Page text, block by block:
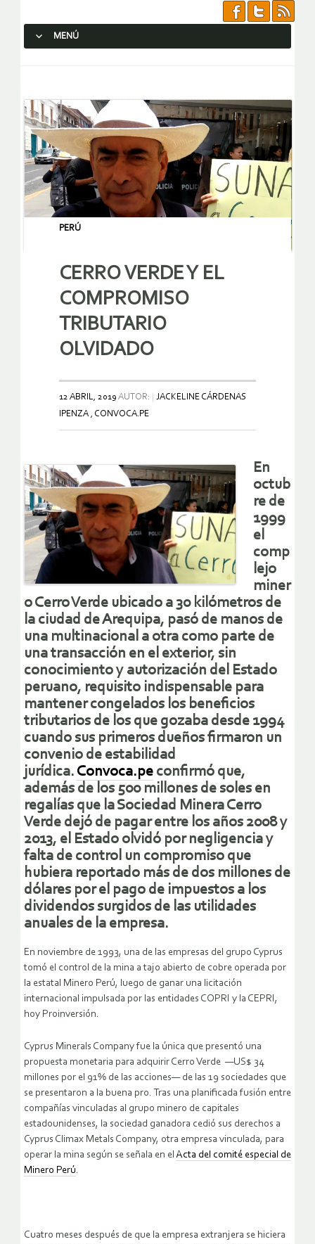
MENÚ
PERÚ
CERRO VERDE Y EL
COMPROMISO
TRIBUTARIO
OLVIDADO
12 ABRIL, 2019 AUTOR:
JACKELINE CÁRDENAS
IPENZA , CONVOCA.PE
En
octub
re de
1999
el
comp
lejo
miner
o Cerro Verde ubicado a 30 kilómetros de
la ciudad de Arequipa, pasó de manos de
una multinacional a otra como parte de
una transacción en el exterior, sin
conocimiento y autorización del Estado
peruano, requisito indispensable para
mantener congelados los beneficios
tributarios de los que gozaba desde 1994
cuando sus primeros dueños firmaron un
convenio de estabilidad
jurídica. Convoca.pe confirmó que,
además de los 500 millones de soles en
regalías que la Sociedad Minera Cerro
Verde dejó de pagar entre los años 2008 y
2013, el Estado olvidó por negligencia y
falta de control un compromiso que
hubiera reportado más de dos millones de
dólares por el pago de impuestos a los
dividendos surgidos de las utilidades
anuales de la empresa.
En noviembre de 1993, una de las empresas del grupo Cyprus
tomó el control de la mina a tajo abierto de cobre operada por
la estatal Minero Perú, luego de ganar una licitación
internacional impulsada por las entidades COPRI y la CEPRI,
hoy Proinversión.
Cyprus Minerals Company fue la única que presentó una
propuesta monetaria para adquirir Cerro Verde —US$ 34
millones por el 91% de las acciones— de las 19 sociedades que
se presentaron a la buena pro. Tras una planificada fusión entre
compañías vinculadas al grupo minero de capitales
estadounidenses, la sociedad ganadora cedió sus derechos a
Cyprus Climax Metals Company, otra empresa vinculada, para
operar la mina según se señala en el Acta del comité especial de
Minero Perú.
Cuatro meses después de que la empresa extranjera se hiciera